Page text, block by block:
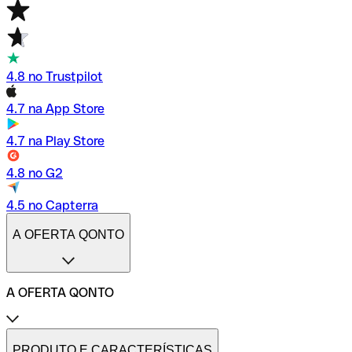
4.8 no Trustpilot
4.7 na App Store
4.7 na Play Store
4.8 no G2
4.5 no Capterra
A OFERTA QONTO
A OFERTA QONTO
Tarifas